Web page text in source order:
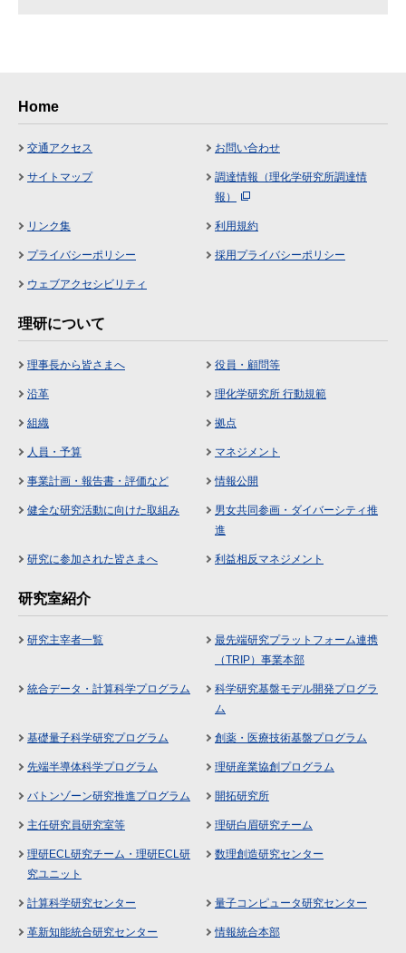
Home
交通アクセス お問い合わせ
サイトマップ
調達情報（理化学研究所調達情
報）
リンク集 利用規約
プライバシーポリシー 採用プライバシーポリシー
ウェブアクセシビリティ
理研について
理事長から皆さまへ 役員・顧問等
沿革 理化学研究所 行動規範
組織 拠点
人員・予算 マネジメント
事業計画・報告書・評価など 情報公開
健全な研究活動に向けた取組み
男女共同参画・ダイバーシティ推
進
研究に参加された皆さまへ 利益相反マネジメント
研究室紹介
研究主宰者一覧
最先端研究プラットフォーム連携
（TRIP）事業本部
統合データ・計算科学プログラム
科学研究基盤モデル開発プログラ
ム
基礎量子科学研究プログラム 創薬・医療技術基盤プログラム
先端半導体科学プログラム 理研産業協創プログラム
バトンゾーン研究推進プログラム 開拓研究所
主任研究員研究室等 理研白眉研究チーム
理研ECL研究チーム・理研ECL研
究ユニット
数理創造研究センター
計算科学研究センター 量子コンピュータ研究センター
革新知能統合研究センター 情報統合本部